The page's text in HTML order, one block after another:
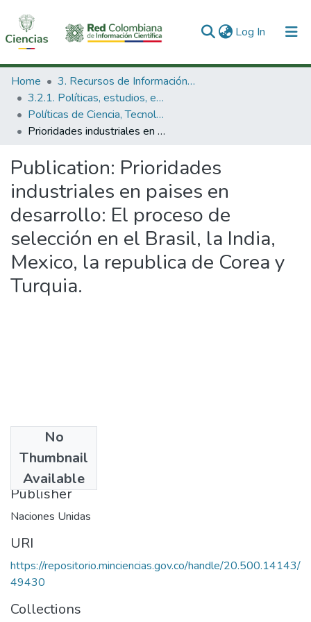
Log In (current)
Communities & Collections
All of DSpace
Statistics
Home
3. Recursos de Información Científica y Tecnológica
3.2.1. Políticas, estudios, evaluaciones e indicadores de CTeI
Políticas de Ciencia, Tecnología e Innovación
Prioridades industriales en paises en desarrollo: El proceso de selección en el Brasil, la India, Mexico, la republica de Corea y Turquia.
Publication: Prioridades
industriales en paises en
desarrollo: El proceso de
selección en el Brasil, la India,
Mexico, la republica de Corea y
Turquia.
No
Thumbnail
Available
1980
Publisher
Naciones Unidas
URI
https://repositorio.minciencias.gov.co/handle/20.500.14143/
49430
Collections